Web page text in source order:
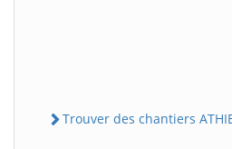
Trouver des chantiers